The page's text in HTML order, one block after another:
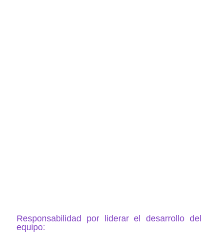
Responsabilidad por liderar el desarrollo del
equipo: